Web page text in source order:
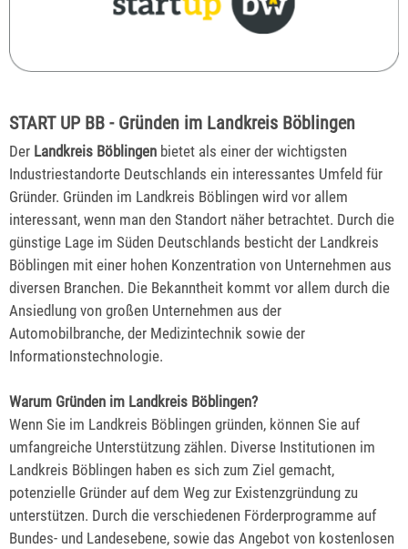
START UP BB - Gründen im Landkreis Böblingen
Der Landkreis Böblingen bietet als einer der wichtigsten
Industriestandorte Deutschlands ein interessantes Umfeld für
Gründer. Gründen im Landkreis Böblingen wird vor allem
interessant, wenn man den Standort näher betrachtet. Durch die
günstige Lage im Süden Deutschlands besticht der Landkreis
Böblingen mit einer hohen Konzentration von Unternehmen aus
diversen Branchen. Die Bekanntheit kommt vor allem durch die
Ansiedlung von großen Unternehmen aus der
Automobilbranche, der Medizintechnik sowie der
Informationstechnologie.
Warum Gründen im Landkreis Böblingen?
Wenn Sie im Landkreis Böblingen gründen, können Sie auf
umfangreiche Unterstützung zählen. Diverse Institutionen im
Landkreis Böblingen haben es sich zum Ziel gemacht,
potenzielle Gründer auf dem Weg zur Existenzgründung zu
unterstützen. Durch die verschiedenen Förderprogramme auf
Bundes- und Landesebene, sowie das Angebot von kostenlosen